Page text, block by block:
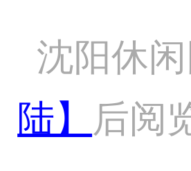
沈阳休
陆】
后阅